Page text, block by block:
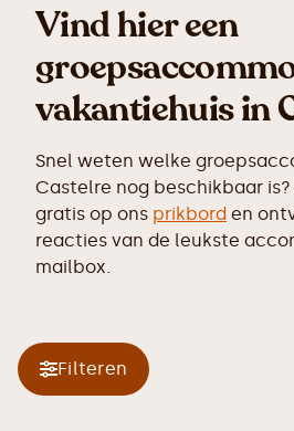
Vind hier een
vakantiehuis in
Snel weten welke
Castelre nog beschikbaar
gratis op ons prikbord en
reacties van de leukste
mailbox.
Filteren